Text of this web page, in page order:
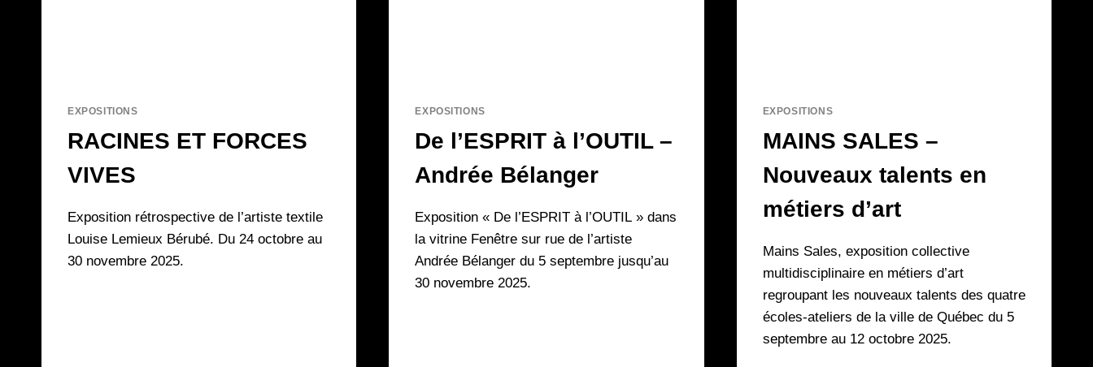
EXPOSITIONS
RACINES ET FORCES
VIVES
Exposition rétrospective de l’artiste textile
Louise Lemieux Bérubé. Du 24 octobre au
30 novembre 2025.
EXPOSITIONS
De l’ESPRIT à l’OUTIL –
Andrée Bélanger
Exposition « De l’ESPRIT à l’OUTIL » dans
la vitrine Fenêtre sur rue de l’artiste
Andrée Bélanger du 5 septembre jusqu’au
30 novembre 2025.
EXPOSITIONS
MAINS SALES –
Nouveaux talents en
métiers d’art
Mains Sales, exposition collective
multidisciplinaire en métiers d’art
regroupant les nouveaux talents des quatre
écoles-ateliers de la ville de Québec du 5
septembre au 12 octobre 2025.